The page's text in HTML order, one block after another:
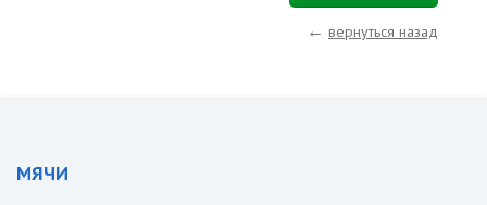
← вернуться назад
МЯЧИ